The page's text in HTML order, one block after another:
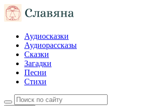
Аудиосказки
Аудиорассказы
Сказки
Загадки
Песни
Стихи